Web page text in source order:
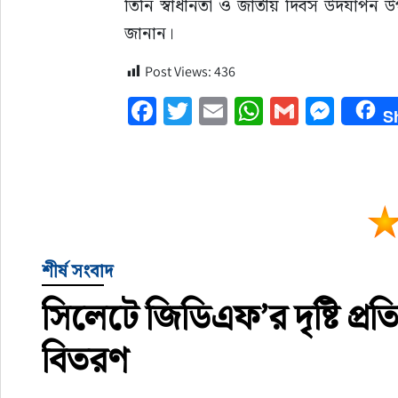
তিনি স্বাধীনতা ও জাতীয় দিবস উদযাপন
জানান।
Post Views:436
Facebook
Twitter
EmailWhatsApp
Gmail
শীর্ষ সংবাদ
সিলেটে জিডিএফ’র দৃষ্টি
বিতরণ